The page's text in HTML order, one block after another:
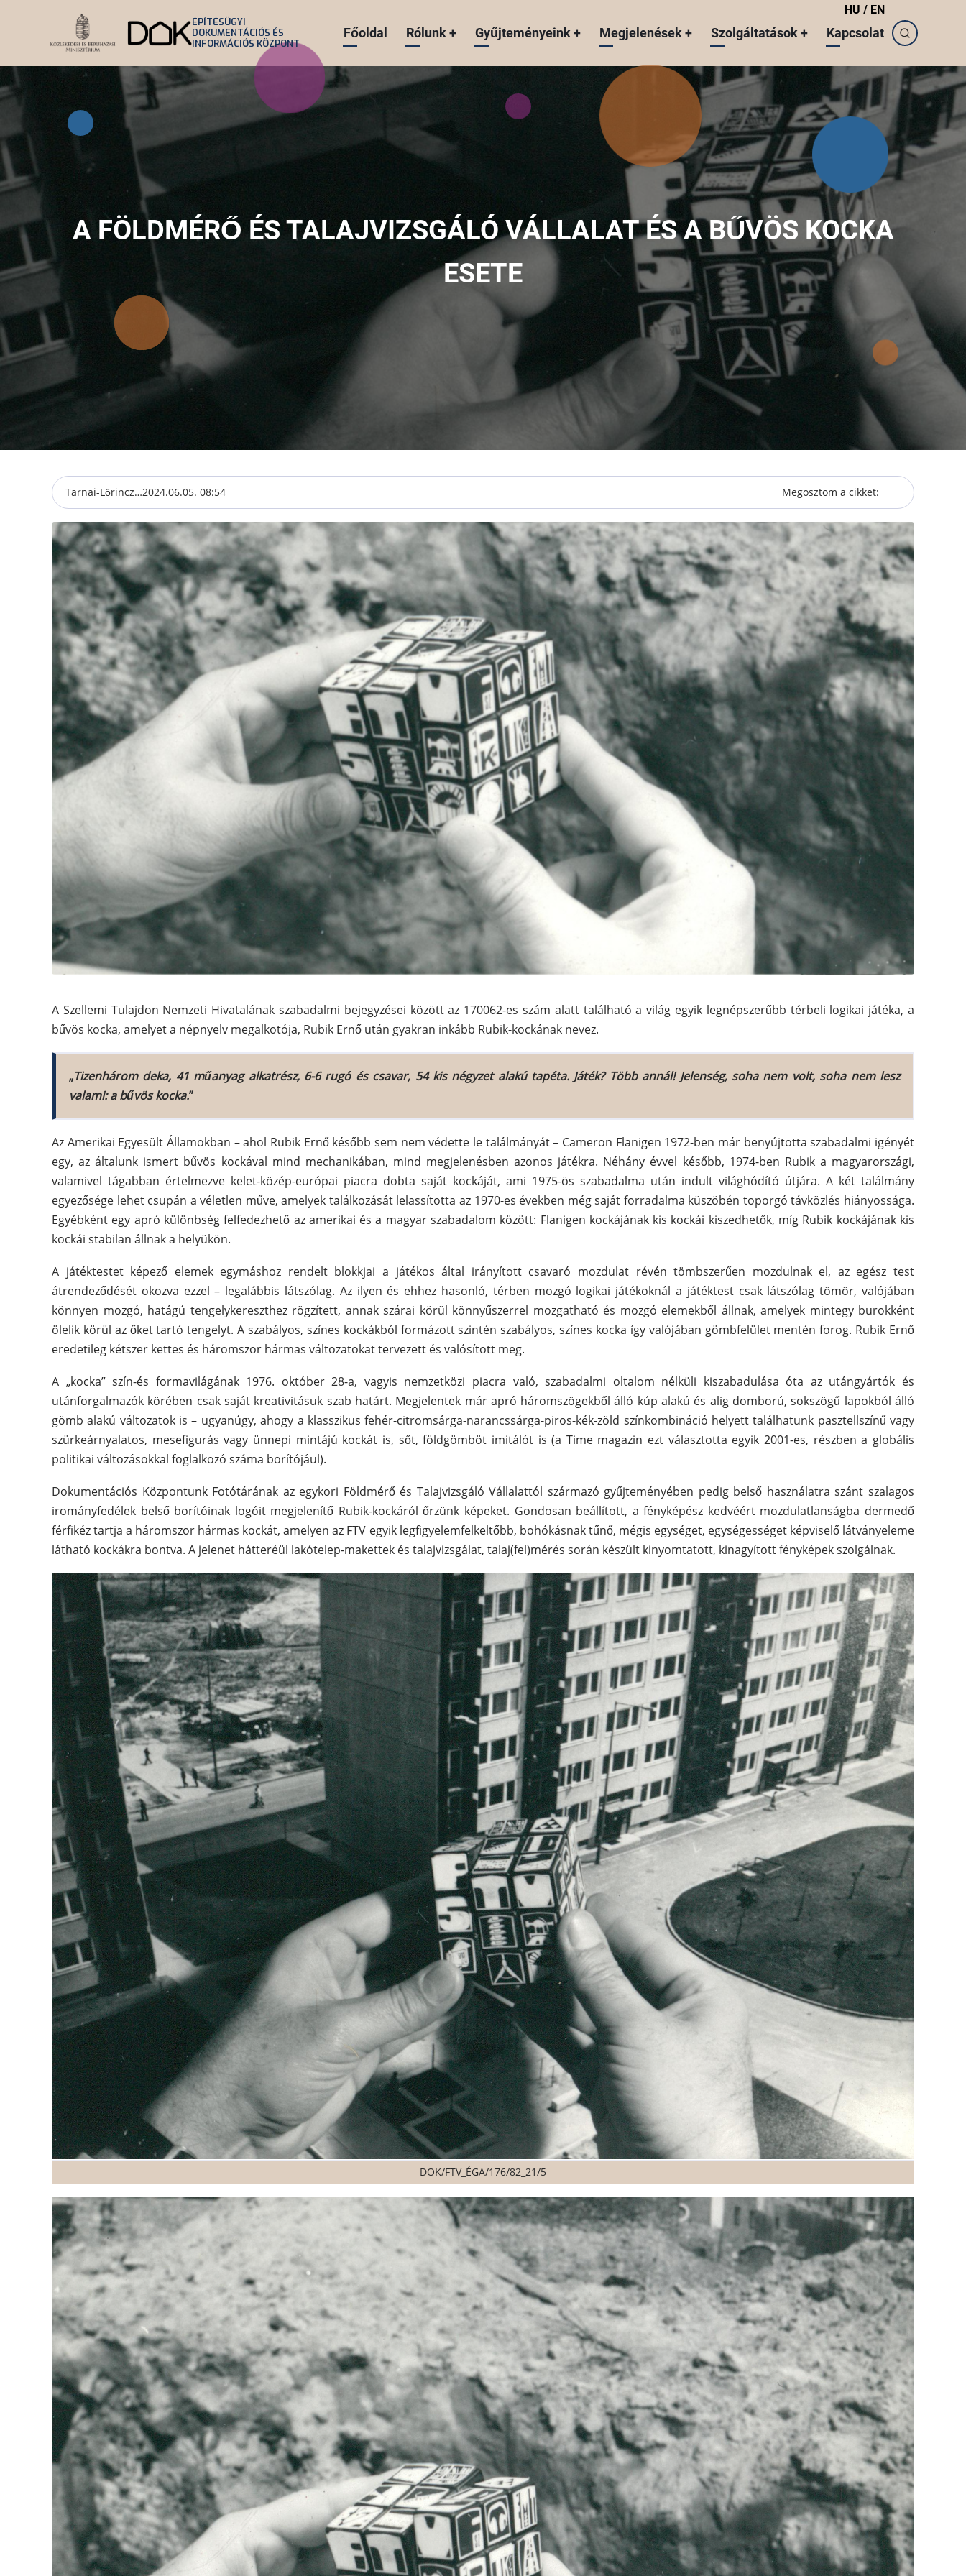
tartalomra
ÉPÍTÉSÜGYI
DOKUMENTÁCIÓS ÉS
INFORMÁCIÓS KÖZPONT
HU / EN
Fő
navigáció
Főoldal Rólunk+ Gyűjteményeink+ Megjelenések+ Szolgáltatások+ Kapcsolat
A FÖLDMÉRŐ ÉS TALAJVIZSGÁLÓ VÁLLALAT ÉS A BŰVÖS KOCKA
ESETE
Tarnai-Lőrincz…2024.06.05. 08:54 Megosztom a cikket:
A Szellemi Tulajdon Nemzeti Hivatalának szabadalmi bejegyzései között az 170062-es szám alatt található a világ egyik legnépszerűbb térbeli logikai játéka, a
bűvös kocka, amelyet a népnyelv megalkotója, Rubik Ernő után gyakran inkább Rubik-kockának nevez.
„Tizenhárom deka, 41 műanyag alkatrész, 6-6 rugó és csavar, 54 kis négyzet alakú tapéta. Játék? Több annál! Jelenség, soha nem volt, soha nem lesz
valami: a bűvös kocka.”
Az Amerikai Egyesült Államokban – ahol Rubik Ernő később sem nem védette le találmányát – Cameron Flanigen 1972-ben már benyújtotta szabadalmi igényét
egy, az általunk ismert bűvös kockával mind mechanikában, mind megjelenésben azonos játékra. Néhány évvel később, 1974-ben Rubik a magyarországi,
valamivel tágabban értelmezve kelet-közép-európai piacra dobta saját kockáját, ami 1975-ös szabadalma után indult világhódító útjára. A két találmány
egyezősége lehet csupán a véletlen műve, amelyek találkozását lelassította az 1970-es években még saját forradalma küszöbén toporgó távközlés hiányossága.
Egyébként egy apró különbség felfedezhető az amerikai és a magyar szabadalom között: Flanigen kockájának kis kockái kiszedhetők, míg Rubik kockájának kis
kockái stabilan állnak a helyükön.
A játéktestet képező elemek egymáshoz rendelt blokkjai a játékos által irányított csavaró mozdulat révén tömbszerűen mozdulnak el, az egész test
átrendeződését okozva ezzel – legalábbis látszólag. Az ilyen és ehhez hasonló, térben mozgó logikai játékoknál a játéktest csak látszólag tömör, valójában
könnyen mozgó, hatágú tengelykereszthez rögzített, annak szárai körül könnyűszerrel mozgatható és mozgó elemekből állnak, amelyek mintegy burokként
ölelik körül az őket tartó tengelyt. A szabályos, színes kockákból formázott szintén szabályos, színes kocka így valójában gömbfelület mentén forog. Rubik Ernő
eredetileg kétszer kettes és háromszor hármas változatokat tervezett és valósított meg.
A „kocka” szín-és formavilágának 1976. október 28-a, vagyis nemzetközi piacra való, szabadalmi oltalom nélküli kiszabadulása óta az utángyártók és
utánforgalmazók körében csak saját kreativitásuk szab határt. Megjelentek már apró háromszögekből álló kúp alakú és alig domború, sokszögű lapokból álló
gömb alakú változatok is – ugyanúgy, ahogy a klasszikus fehér-citromsárga-narancssárga-piros-kék-zöld színkombináció helyett találhatunk pasztellszínű vagy
szürkeárnyalatos, mesefigurás vagy ünnepi mintájú kockát is, sőt, földgömböt imitálót is (a Time magazin ezt választotta egyik 2001-es, részben a globális
politikai változásokkal foglalkozó száma borítójául).
Dokumentációs Központunk Fotótárának az egykori Földmérő és Talajvizsgáló Vállalattól származó gyűjteményében pedig belső használatra szánt szalagos
irományfedélek belső borítóinak logóit megjelenítő Rubik-kockáról őrzünk képeket. Gondosan beállított, a fényképész kedvéért mozdulatlanságba dermedő
férfikéz tartja a háromszor hármas kockát, amelyen az FTV egyik legfigyelemfelkeltőbb, bohókásnak tűnő, mégis egységet, egységességet képviselő látványeleme
látható kockákra bontva. A jelenet hátteréül lakótelep-makettek és talajvizsgálat, talaj(fel)mérés során készült kinyomtatott, kinagyított fényképek szolgálnak.
DOK/FTV_ÉGA/176/82_21/5